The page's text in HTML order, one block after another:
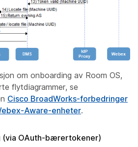
om onboarding av Room OS,
flytdiagrammer, se
Cisco BroadWorks-forbedringer
Aware-enheter.
(via OAuth-bærertokener)